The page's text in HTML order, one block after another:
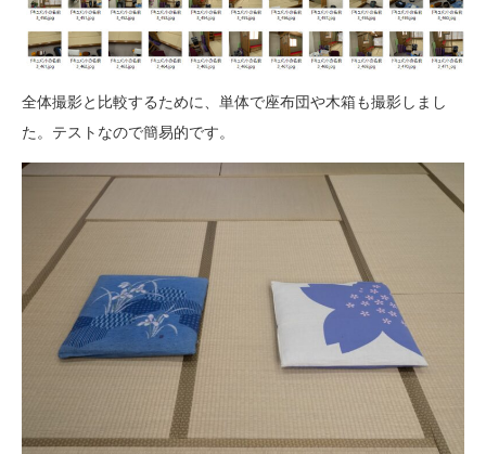
全体撮影と比較するために、単体で座布団や木箱も撮影しまし
た。テストなので簡易的です。